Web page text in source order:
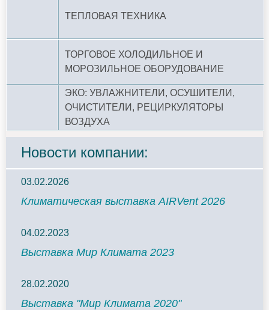
ТЕПЛОВАЯ ТЕХНИКА
ТОРГОВОЕ ХОЛОДИЛЬНОЕ И
МОРОЗИЛЬНОЕ ОБОРУДОВАНИЕ
ЭКО: УВЛАЖНИТЕЛИ, ОСУШИТЕЛИ,
ОЧИСТИТЕЛИ, РЕЦИРКУЛЯТОРЫ
ВОЗДУХА
Новости компании:
03.02.2026
Климатическая выставка AIRVent 2026
04.02.2023
Выставка Мир Климата 2023
28.02.2020
Выставка "Мир Климата 2020"